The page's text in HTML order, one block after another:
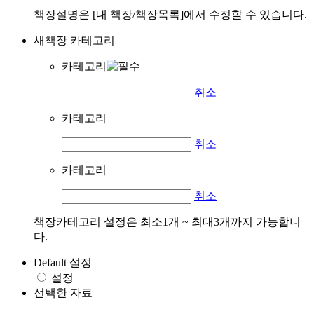
책장설명은 [내 책장/책장목록]에서 수정할 수 있습니다.
새책장 카테고리
카테고리
취소
카테고리
취소
카테고리
취소
책장카테고리 설정은 최소1개 ~ 최대3개까지 가능합니
다.
Default 설정
설정
선택한 자료